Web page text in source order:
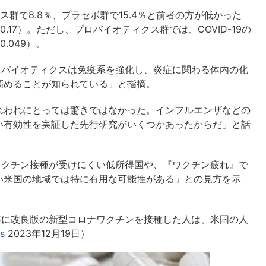
群で8.8％、プラセボ群で15.4％と前者の方が低かった
）。ただし、プロバイオティクス群では、COVID-19の
）。
イオティクスは免疫系を強化し、炎症に関わる体内の化
ることが知られている」と指摘。
れにとっては驚きではなかった。インフルエンザなどの
効性を実証した先行研究がいくつかあったからだ」と話
チン接種が受けにくい低所得国や、『ワクチン疲れ』で
国の地域では特に有用な可能性がある」との見方を示
改良版の新型コロナワクチンを接種した人は、米国の人
2023年12月19日）